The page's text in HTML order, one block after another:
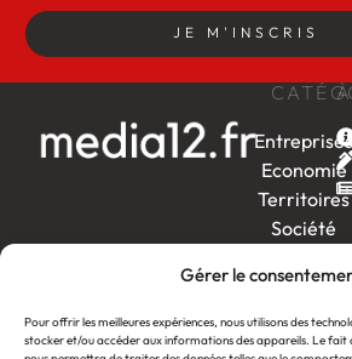
Gérer le
Pour offrir les meilleures expériences, nous utilisons des
stocker et/ou accéder aux informations des appareils. Le fait
Economie
Territoires
Société
end
Ambition
by EDF
JE M'INSCRIS